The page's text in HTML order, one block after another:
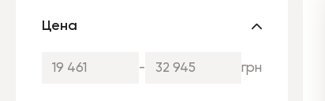
Цена
- грн